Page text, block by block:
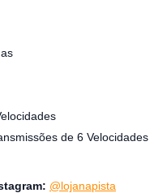
de 6 Velocidades
@lojanapista